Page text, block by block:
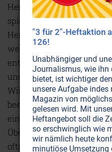
Herzkranzgefäße bei
spiele. Gemäß Dr. Kern
Herzinfarkt um ein
wegen Übersäuerung. Der
entsteht durch eine
und Sauerstoff.
Wirkung auf die
beeinflusst die Biochemie
eine Entsäuerung
Übersäuerung hat viele
oftmals durch Stress
"3 für 2"-Heftaktion
126!
Unabhängiger und
Journalismus, wie ihn
bietet, ist wichtiger
unsere Aufgabe
Magazin von
gelesen wird. Mit
Heftangebot soll die
so erschwinglich wie
wir nämlich heute
minutiöse Umsetzung